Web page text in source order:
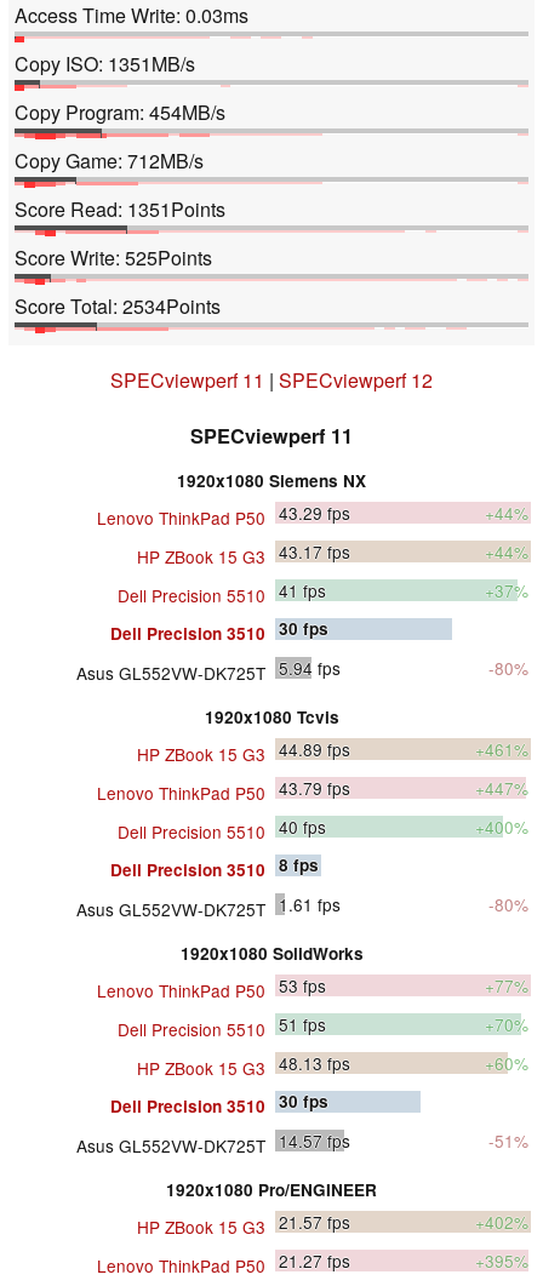
Access Time Write: 0.03ms
Copy ISO: 1351MB/s
Copy Program: 454MB/s
Copy Game: 712MB/s
Score Read: 1351Points
Score Write: 525Points
Score Total: 2534Points
SPECviewperf 11 | SPECviewperf 12
SPECviewperf 11
1920x1080 Siemens NX
Lenovo ThinkPad P50 43.29 fps
+44%
HP ZBook 15 G3 43.17fps
+44%
Dell Precision 5510 41 fps +37%
Dell Precision 3510 30fps
Asus GL552VW-DK725T 5.94 fps -80%
1920x1080 Tcvis
HP ZBook 15 G3 44.89fps
+461%
Lenovo ThinkPad P50 43.79 fps
+447%
Dell Precision 5510 40fps +400%
Dell Precision 3510 8fps
Asus GL552VW-DK725T 1.61 fps -80%
1920x1080 SolidWorks
Lenovo ThinkPad P50 53 fps
+77%
Dell Precision 5510 51 fps
+70%
HP ZBook 15 G3 48.13fps +60%
Dell Precision 3510 30fps
Asus GL552VW-DK725T 14.57fps -51%
1920x1080 Pro/ENGINEER
HP ZBook 15 G3 21.57fps
+402%
Lenovo ThinkPad P50 21.27 fps
+395%